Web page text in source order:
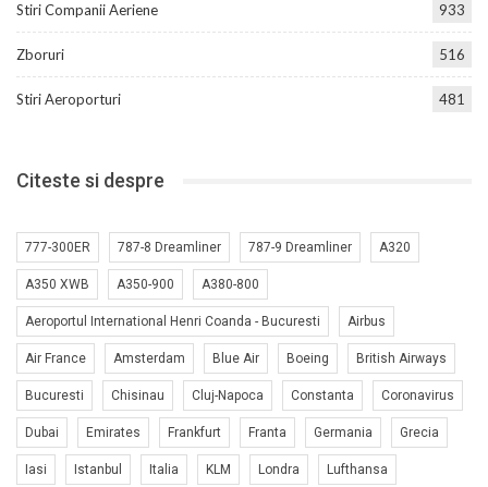
Stiri Companii Aeriene 933
Zboruri 516
Stiri Aeroporturi 481
Citeste si despre
777-300ER 787-8 Dreamliner 787-9 Dreamliner A320
A350 XWB A350-900 A380-800
Aeroportul International Henri Coanda - Bucuresti Airbus
Air France Amsterdam Blue Air Boeing British Airways
Bucuresti Chisinau Cluj-Napoca Constanta Coronavirus
Dubai Emirates Frankfurt Franta Germania Grecia
Iasi Istanbul Italia KLM Londra Lufthansa